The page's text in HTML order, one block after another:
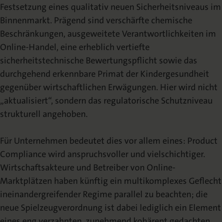
Festsetzung eines qualitativ neuen Sicherheitsniveaus im
Binnenmarkt. Prägend sind verschärfte chemische
Beschränkungen, ausgeweitete Verantwortlichkeiten im
Online-Handel, eine erheblich vertiefte
sicherheitstechnische Bewertungspflicht sowie das
durchgehend erkennbare Primat der Kindergesundheit
gegenüber wirtschaftlichen Erwägungen. Hier wird nicht
„aktualisiert“, sondern das regulatorische Schutzniveau
strukturell angehoben.
Für Unternehmen bedeutet dies vor allem eines: Product
Compliance wird anspruchsvoller und vielschichtiger.
Wirtschaftsakteure und Betreiber von Online-
Marktplätzen haben künftig ein multikomplexes Geflecht
ineinandergreifender Regime parallel zu beachten; die
neue Spielzeugverordnung ist dabei lediglich ein Element